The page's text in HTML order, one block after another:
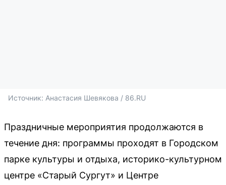
Источник: Анастасия Шевякова / 86.RU
Праздничные мероприятия продолжаются в
течение дня: программы проходят в Городском
парке культуры и отдыха, историко-культурном
центре «Старый Сургут» и Центре